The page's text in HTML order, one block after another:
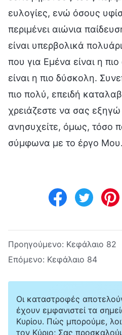
ευλογίες, ενώ όσους
περιμένει αιώνια
είναι υπερβολικά
που για Εμένα είναι η
είναι η πιο δύσκολη.
πιο πολύ, επειδή
χρειάζεστε να σας
ανησυχείτε, όμως, τόσο
σύμφωνα με το έργο Μου.
Προηγούμενο: Κεφάλαιο 82
Επόμενο: Κεφάλαιο 84
Οι καταστροφές
έχουν εμφανιστεί τα
Κυρίου. Πώς μπορούμε,
τον Κύριο; Σας